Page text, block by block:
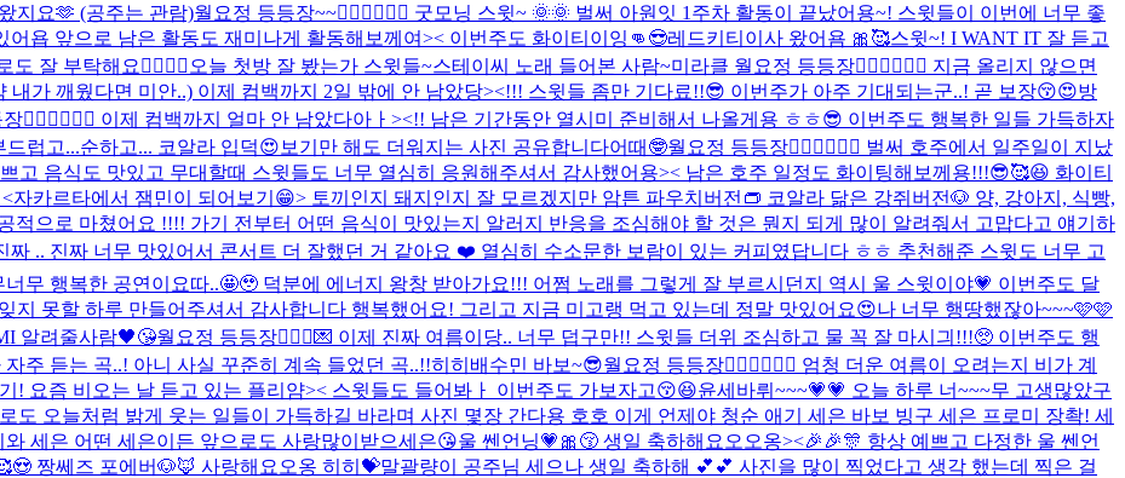
지요🫶 (공주는 관람)월요정 등등장~~🧚🏻‍♀️🧚🏻‍♀️ 굿모닝 스윗~ 🌞🌞 벌써 아원잇 1주차 활동이 끝났어용~! 스윗들이 이번에 너무 좋
욥 앞으로 남은 활동도 재미나게 활동해보께여>< 이번주도 화이티이잉👊😎레드키티이사 왔어욤 🎀🥰스윗~! I WANT IT 잘 듣고
잘 부탁해요❤️‍🔥❤️‍🔥 오늘 첫방 잘 봤는가 스윗들~스테이씨 노래 들어본 사람~미라클 월요정 등등장🧚🏻‍♀️🧚🏻‍♀️ 지금 올리지 않으면
내가 깨웠다면 미안..) 이제 컴백까지 2일 밖에 안 남았당><!!! 스윗들 좀만 기다료!!😎 이번주가 아주 기대되는군..! 곧 보장😚😍방
🧚🏻‍♀️🧚🏻‍♀️ 이제 컴백까지 얼마 안 남았다아ㅏ><!! 남은 기간동안 열시미 준비해서 나올게용 ㅎㅎ😎 이번주도 행복한 일들 가득하자
럽고...순하고... 코알라 입덕😍 보기만 해도 더워지는 사진 공유합니다어때🤓월요정 등등장🧚🏻‍♀️🧚🏻‍♀️ 벌써 호주에서 일주일이 지났
고 음식도 맛있고 무대할때 스윗들도 너무 열심히 응원해주셔서 감사했어용>< 남은 호주 일정도 화이팅해보께용!!!😎🥰😆 화이티
<자카르타에서 잼민이 되어보기😁> 토끼인지 돼지인지 잘 모르겠지만 암튼 파우치버전👝 코알라 닮은 강쥐버전🐶 양, 강아지, 식빵,
적으로 마쳤어요 !!!! 가기 전부터 어떤 음식이 맛있는지 알러지 반응을 조심해야 할 것은 뭔지 되게 많이 알려줘서 고맙다고 얘기하
.. 진짜 너무 맛있어서 콘서트 더 잘했던 거 같아요 ❤️ 열심히 수소문한 보람이 있는 커피였답니다 ㅎㅎ 추천해준 스윗도 너무 고
너무 행복한 공연이요따..🤩🥹 덕분에 에너지 왕창 받아가요!!! 어쩜 노래를 그렇게 잘 부르시던지 역시 울 스윗이야💗 이번주도 달
지 못할 하루 만들어주셔서 감사합니다 행복했어요! 그리고 지금 미고랭 먹고 있는데 정말 맛있어요😍나 너무 행땅했잖아~~~🩷🩷
알려줄사람🖤😘월요정 등등장🧚🏻‍♀️💌 이제 진짜 여름이당.. 너무 덥구만!! 스윗들 더위 조심하고 물 꼭 잘 마시긔!!!🥺 이번주도 행
주 듣는 곡..! 아니 사실 꾸준히 계속 들었던 곡..!!히히 배수민 바보~😎월요정 등등장🧚🏻‍♀️🧚🏻‍♀️ 엄청 더운 여름이 오려는지 비가 계
! 요즘 비오는 날 듣고 있는 플리얌>< 스윗들도 들어봐ㅏ 이번주도 가보자고😚😆윤세바뤼~~~💗💗 오늘 하루 너~~~무 고생많았구
오늘처럼 밝게 웃는 일들이 가득하길 바라며 사진 몇장 간다용 호호 이게 언제야 청순 애기 세은 바보 빙구 세은 프로미 장촥! 세
세은 어떤 세은이든 앞으로도 사랑많이받으세은😘울 쎈언닝💗🎀😚 생일 축하해요오오옹><🎉🎉🎊 항상 예쁘고 다정한 울 쎈언
짱쎄즈 포에버🐶🦊 사랑해요오옹 히히💝말괄량이 공주님 세으나 생일 축하해 💕💕 사진을 많이 찍었다고 생각 했는데 찍은 걸